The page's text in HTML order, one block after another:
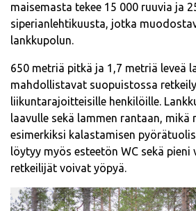
maisemasta tekee 15 000 ruuvia ja
siperianlehtikuusta, jotka
lankkupolun.
650 metriä pitkä ja 1,7 metriä leveä
mahdollistavat suopuistossa
liikuntarajoitteisille henkilöille.
laavulle sekä lammen rantaan, mikä
esimerkiksi kalastamisen
löytyy myös esteetön WC sekä
retkeilijät voivat yöpyä.